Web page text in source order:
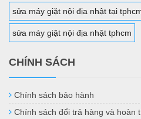
sửa máy giặt nội địa nhật tại
sửa máy giặt nội địa nhật tphcm
CHÍNH SÁCH
Chính sách bảo hành
Chính sách đổi trả hàng và hoàn